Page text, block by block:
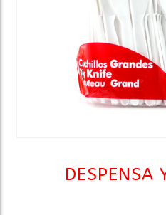
DESPENSA